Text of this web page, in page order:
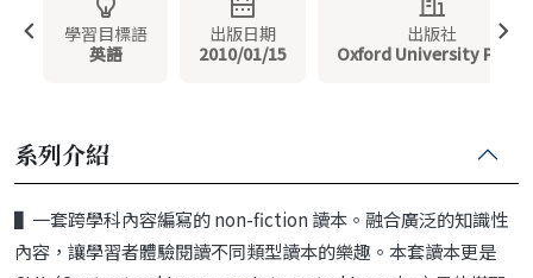
學習目標語
英語
出版日期
2010/01/15
出版社
Oxford University Press
系列介紹
▌一套跨學科內容編寫的 non-fiction 讀本。融合廣泛的知識性
內容，讓學習者體驗閱讀不同類型讀本的樂趣。本套讀本更是